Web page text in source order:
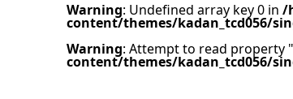
Warning: Undefined array key 0 in /
content/themes/kadan_tcd056/
Warning: Attempt to read property
content/themes/kadan_tcd056/